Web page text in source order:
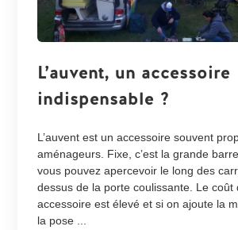
L’auvent, un accessoire
indispensable ?
L’auvent est un accessoire souvent
aménageurs. Fixe, c’est la grande
vous pouvez apercevoir le long des
dessus de la porte coulissante. Le coût
accessoire est élevé et si on ajoute la
la pose ...